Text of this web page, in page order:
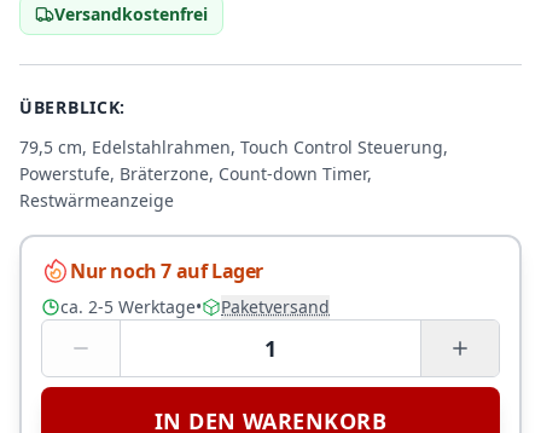
Versandkostenfrei
ÜBERBLICK:
79,5 cm, Edelstahlrahmen, Touch Control Steuerung,
Powerstufe, Bräterzone, Count-down Timer,
Restwärmeanzeige
Nur noch 7 auf Lager
ca. 2-5 Werktage• Paketversand
1
IN DEN WARENKORB